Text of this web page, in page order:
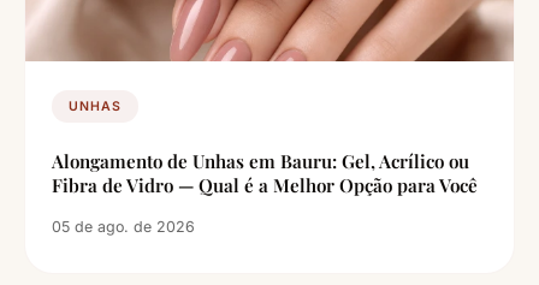
UNHAS
Alongamento de Unhas em Bauru: Gel, Acrílico ou
Fibra de Vidro — Qual é a Melhor Opção para Você
05 de ago. de 2026